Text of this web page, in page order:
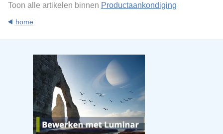
Toon alle artikelen binnen Productaankondiging
home